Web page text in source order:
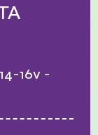
16v -